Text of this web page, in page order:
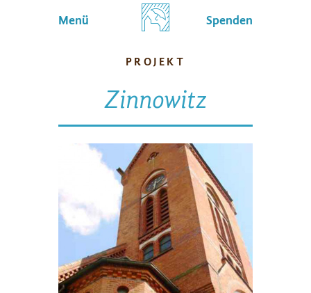
Menü Spenden
PROJEKT
Zinnowitz